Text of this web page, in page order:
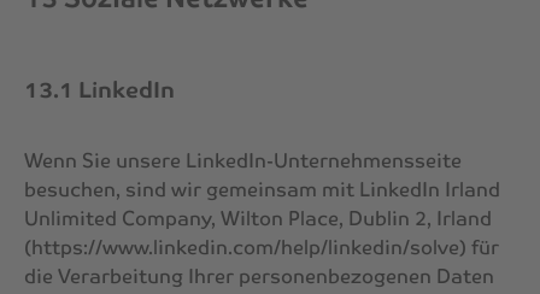
13.1 LinkedIn
Wenn Sie unsere LinkedIn-Unternehmensseite
besuchen, sind wir gemeinsam mit LinkedIn Irland
Unlimited Company, Wilton Place, Dublin 2, Irland
(https://www.linkedin.com/help/linkedin/solve) für
die Verarbeitung Ihrer personenbezogenen Daten